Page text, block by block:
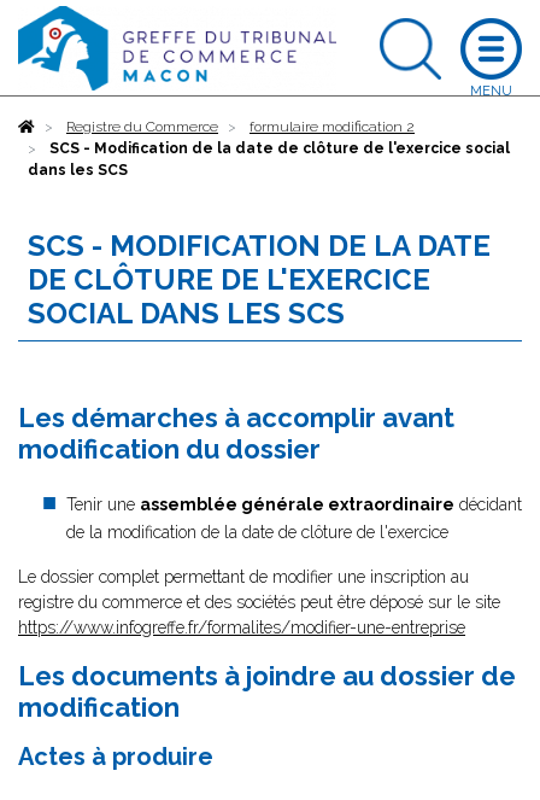
AccueilRegistre du Commerce
formulaire modification 2
SCS - Modification de la date de clôture de l'exercice social
dans les SCS
SCS - MODIFICATION DE LA DATE
DE CLÔTURE DE L'EXERCICE
SOCIAL DANS LES SCS
Les démarches à accomplir avant
modification du dossier
Tenir une assemblée générale extraordinaire décidant
de la modification de la date de clôture de l'exercice
Le dossier complet permettant de modifier une inscription au
registre du commerce et des sociétés peut être déposé sur le site
https://www.infogreffe.fr/formalites/modifier-une-entreprise
Les documents à joindre au dossier de
modification
Actes à produire